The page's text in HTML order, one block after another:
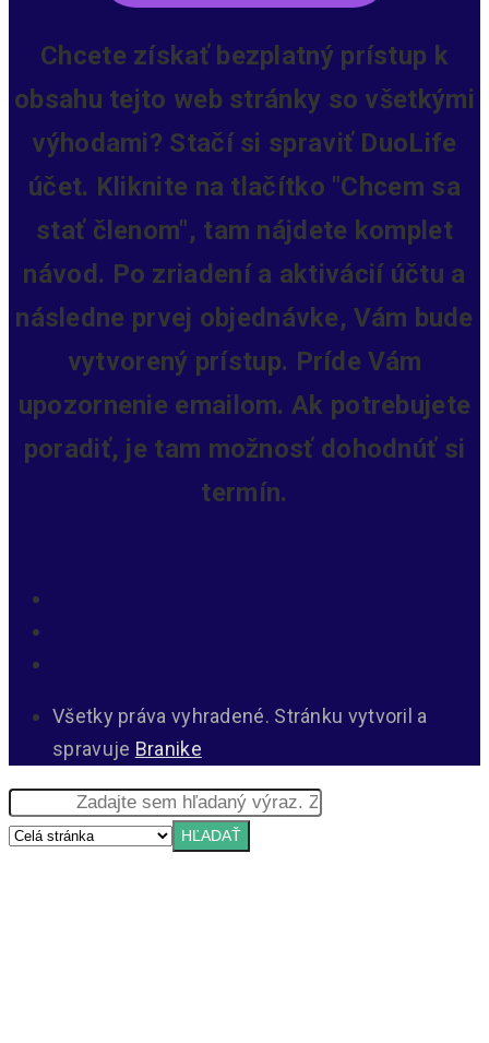
Chcete získať bezplatný prístup k
obsahu tejto web stránky so všetkými
výhodami? Stačí si spraviť DuoLife
účet. Kliknite na tlačítko "Chcem sa
stať členom", tam nájdete komplet
návod. Po zriadení a aktivácií účtu a
následne prvej objednávke, Vám bude
vytvorený prístup. Príde Vám
upozornenie emailom. Ak potrebujete
poradiť, je tam možnosť dohodnúť si
termín.
Všetky práva vyhradené. Stránku vytvoril a
spravuje Branike